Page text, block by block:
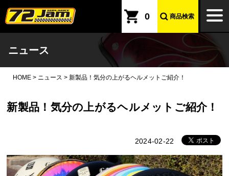
本文へ
0 商品検索
ニュース
HOME > ニュース > 新製品！気分の上がるヘルメットご紹介！
新製品！気分の上がるヘルメットご紹介！
2024-02-22